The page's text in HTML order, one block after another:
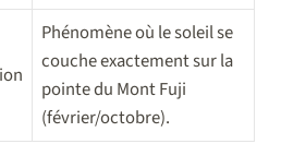
Phénomène où le soleil se
couche exactement sur la
pointe du Mont Fuji
(février/octobre).